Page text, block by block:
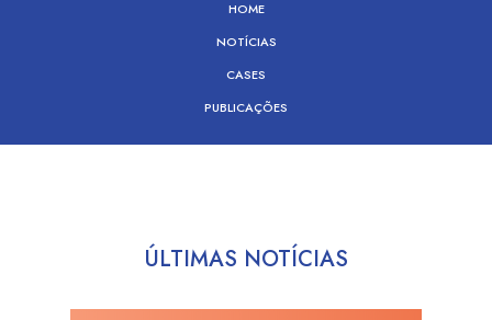
HOME
NOTÍCIAS
CASES
PUBLICAÇÕES
ÚLTIMAS NOTÍCIAS